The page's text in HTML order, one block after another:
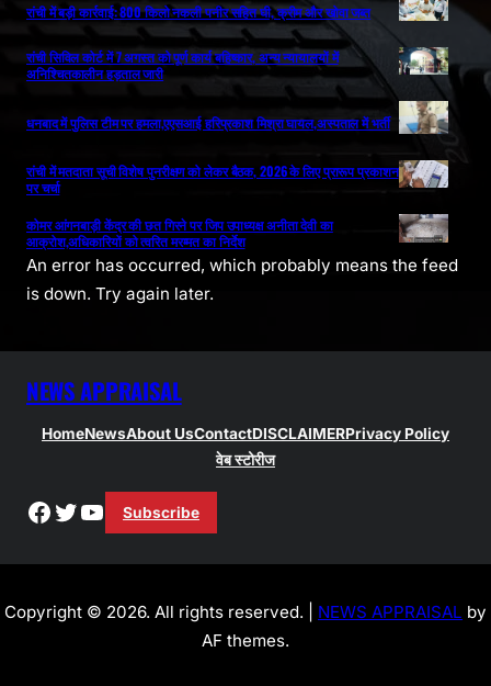
रांची में बड़ी कार्रवाई: 800 किलो नकली पनीर सहित घी, क्रीम और खोवा जब्त
रांची सिविल कोर्ट में 7 अगस्त को पूर्ण कार्य बहिष्कार, अन्य न्यायालयों में
अनिश्चितकालीन हड़ताल जारी
धनबाद में पुलिस टीम पर हमला,एएसआई हरिप्रकाश मिश्रा घायल,अस्पताल में भर्ती
रांची में मतदाता सूची विशेष पुनरीक्षण को लेकर बैठक, 2026 के लिए प्रारूप प्रकाशन
पर चर्चा
कोमर आंगनबाड़ी केंद्र की छत गिरने पर जिप उपाध्यक्ष अनीता देवी का
आक्रोश,अधिकारियों को त्वरित मरम्मत का निर्देश
An error has occurred, which probably means the feed
is down. Try again later.
NEWS APPRAISAL
HomeNewsAbout UsContactDISCLAIMERPrivacy Policy
वेब स्टोरीज
Facebook
Twitter
YouTube
Subscribe
Copyright © 2026. All rights reserved. | NEWS APPRAISAL by
AF themes.